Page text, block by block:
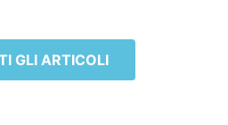
GLI ARTICOLI